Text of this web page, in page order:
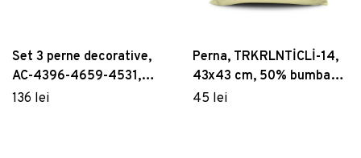
Set 3 perne decorative,
AC-4396-4659-4531,
50% bumbac / 50%
136 lei
Perna, TRKRLNTİCLİ-14,
43x43 cm, 50% bumbac /
50% poliester, Multicolor
45 lei